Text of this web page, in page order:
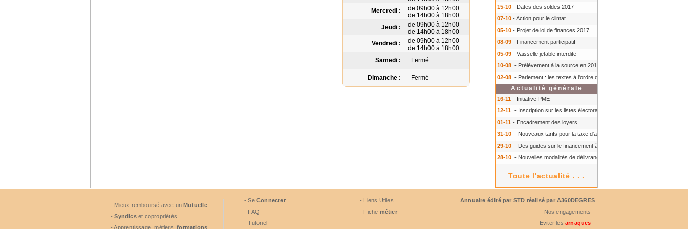
15-10 - Dates des soldes 2017
07-10 - Action pour le climat
05-10 - Projet de loi de finances 2017
08-09 - Financement participatif
05-09 - Vaisselle jetable interdite
10-08 - Prélèvement à la source en 2018
02-08 - Parlement : les textes à l'ordre du jour à l'automne 2016
Actualité générale
16-11 - Initiative PME
12-11 - Inscription sur les listes électorales : comment faire ?
01-11 - Encadrement des loyers
31-10 - Nouveaux tarifs pour la taxe d'aéroport
29-10 - Des guides sur le financement à court terme des TPE
28-10 - Nouvelles modalités de délivrance du Certiphyto
Toute l'actualité . . .
Mercredi :
de 09h00 à 12h00
de 14h00 à 18h00
Jeudi :
de 09h00 à 12h00
de 14h00 à 18h00
Vendredi :
de 09h00 à 12h00
de 14h00 à 18h00
Samedi :
Fermé
Dimanche : Fermé
- Mieux remboursé avec unMutuelle
-Syndicset copropriétés
- Apprentissage, métiers,formations
- Se Connecter
- FAQ
- Tutoriel
- Liens Utiles
- Fiche métier
Annuaire édité par STD réalisé par A360DEGRES
Nos engagements -
Eviter les arnaques -